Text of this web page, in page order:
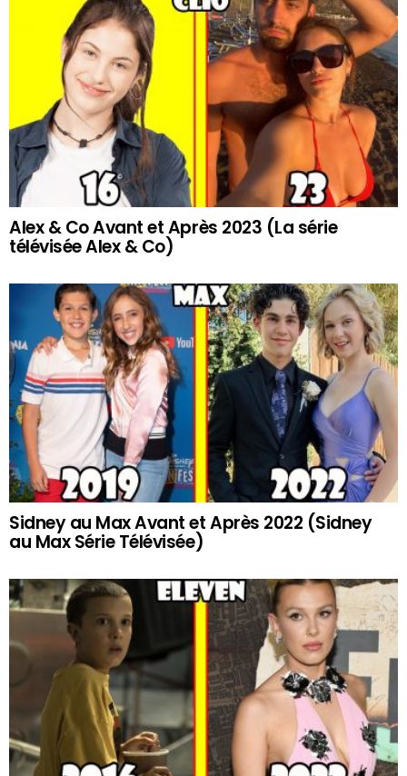
Alex & Co Avant et Après 2023 (La série
télévisée Alex & Co)
Sidney au Max Avant et Après 2022 (Sidney
au Max Série Télévisée)